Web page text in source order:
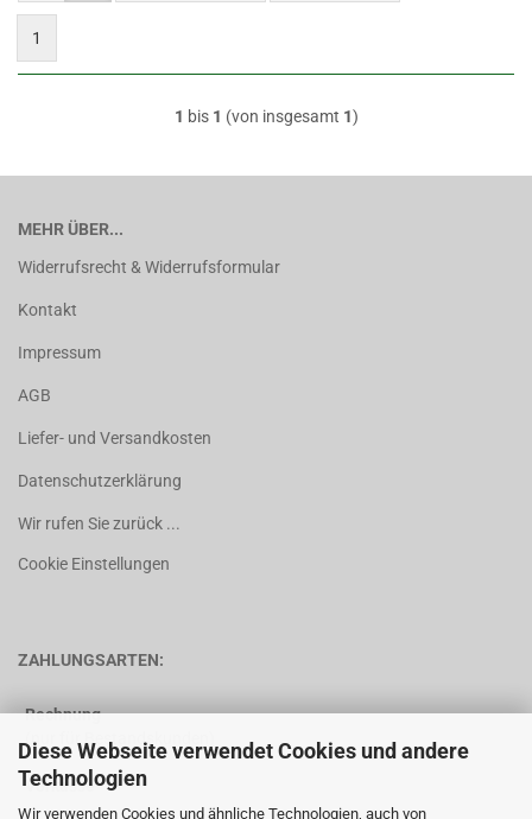
Diese Webseite verwendet Cookies und andere
Technologien
Wir verwenden Cookies und ähnliche Technologien, auch von
1
1 bis 1 (von insgesamt 1)
MEHR ÜBER...
Widerrufsrecht & Widerrufsformular
Kontakt
Impressum
AGB
Liefer- und Versandkosten
Datenschutzerklärung
Wir rufen Sie zurück ...
Cookie Einstellungen
ZAHLUNGSARTEN:
Rechnung
(nur für Bestandskunden)
Vorkasse